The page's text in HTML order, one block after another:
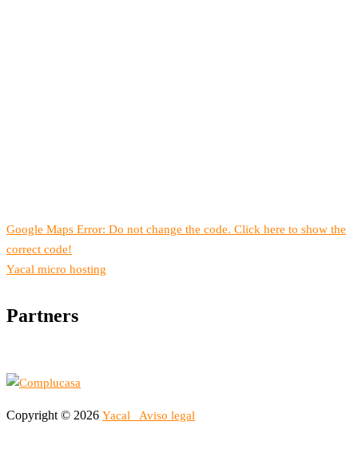
Google Maps Error: Do not change the code. Click here to show the
correct code!
Yacal micro hosting
Partners
Copyright © 2026 Yacal Aviso legal